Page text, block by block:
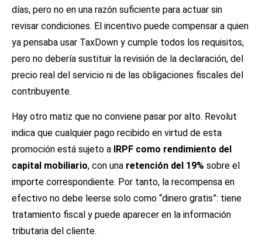
días, pero no en una razón suficiente para actuar sin
revisar condiciones. El incentivo puede compensar a quien
ya pensaba usar TaxDown y cumple todos los requisitos,
pero no debería sustituir la revisión de la declaración, del
precio real del servicio ni de las obligaciones fiscales del
contribuyente.
Hay otro matiz que no conviene pasar por alto. Revolut
indica que cualquier pago recibido en virtud de esta
promoción está sujeto a IRPF como rendimiento del
capital mobiliario, con una retención del 19% sobre el
importe correspondiente. Por tanto, la recompensa en
efectivo no debe leerse solo como “dinero gratis”: tiene
tratamiento fiscal y puede aparecer en la información
tributaria del cliente.